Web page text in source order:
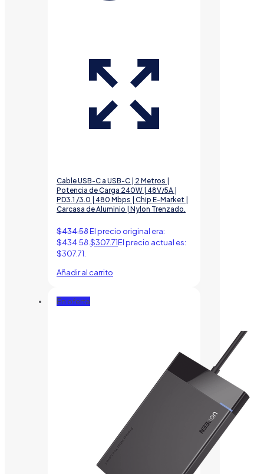
Cable USB-C a USB-C | 2 Metros |
Potencia de Carga 240W | 48V/5A |
PD3.1 /3.0 | 480 Mbps | Chip E-Market |
Carcasa de Aluminio | Nylon Trenzado.
$434.58El precio original era:
$434.58. $307.71El precio actual es:
$307.71.
Añadir al carrito
En oferta